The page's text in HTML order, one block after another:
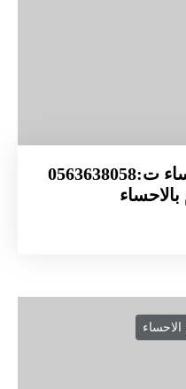
اشكال بديل الرخام الاحساء ت:0563638058